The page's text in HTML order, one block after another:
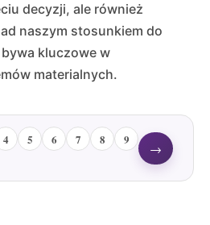
decyzji, ale również
naszym stosunkiem do
kluczowe w
materialnych.
4 5 6 7 8 9
→